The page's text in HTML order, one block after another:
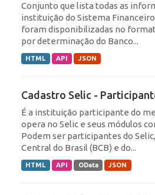
Conjunto que lista todas as
instituição do Sistema Financeiro
foram disponibilizadas no
por determinação do Banco...
HTML API JSON
Cadastro Selic -
É a instituição participante do
opera no Selic e seus módulos
Podem ser participantes do
Central do Brasil (BCB) e do...
HTML API OData JSON